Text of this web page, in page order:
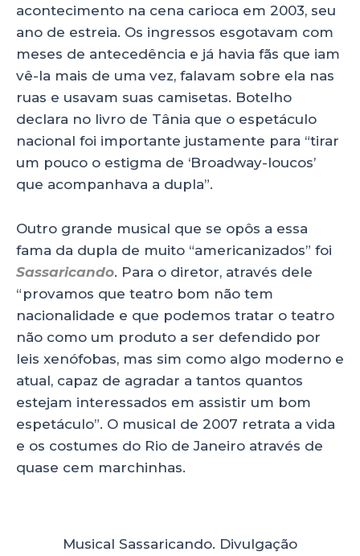
acontecimento na cena carioca em 2003, seu
ano de estreia. Os ingressos esgotavam com
meses de antecedência e já havia fãs que iam
vê-la mais de uma vez, falavam sobre ela nas
ruas e usavam suas camisetas. Botelho
declara no livro de Tânia que o espetáculo
nacional foi importante justamente para “tirar
um pouco o estigma de ‘Broadway-loucos’
que acompanhava a dupla”.
Outro grande musical que se opôs a essa
fama da dupla de muito “americanizados” foi
Sassaricando. Para o diretor, através dele
“provamos que teatro bom não tem
nacionalidade e que podemos tratar o teatro
não como um produto a ser defendido por
leis xenófobas, mas sim como algo moderno e
atual, capaz de agradar a tantos quantos
estejam interessados em assistir um bom
espetáculo”. O musical de 2007 retrata a vida
e os costumes do Rio de Janeiro através de
quase cem marchinhas.
Musical Sassaricando. Divulgação